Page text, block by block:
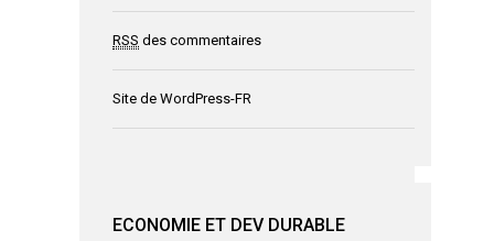
RSS des commentaires
Site de WordPress-FR
ECONOMIE ET DEV DURABLE